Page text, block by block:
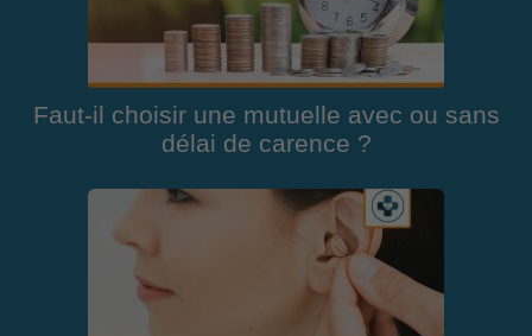
Faut-il choisir une mutuelle avec ou sans
délai de carence ?